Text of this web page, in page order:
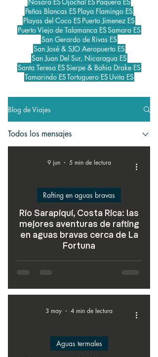
Peñas Blancas ESPlaya Flamingo ES
Playas del Coco ESPuerto Jimenez ES
Puerto Viejo de Talamanca ESSamara ES
San Gerardo de Rivas ES
San José & SJO Aeropuerto ES
San Juan Del Sur, Nicaragua ES
Santa Teresa ESSierpe & Bahia Drake ES
Tamarindo ESTortuguero ESUvita ES
Blog de Viajes
Todos los mensajes
Río Sarapiquí, Costa Rica: las
mejores aventuras de rafting
en aguas bravas cerca de La
Fortuna
Rafting en aguas bravas
9 jun 5 min de lectura
Aguas termales
3 may 4 min de lectura